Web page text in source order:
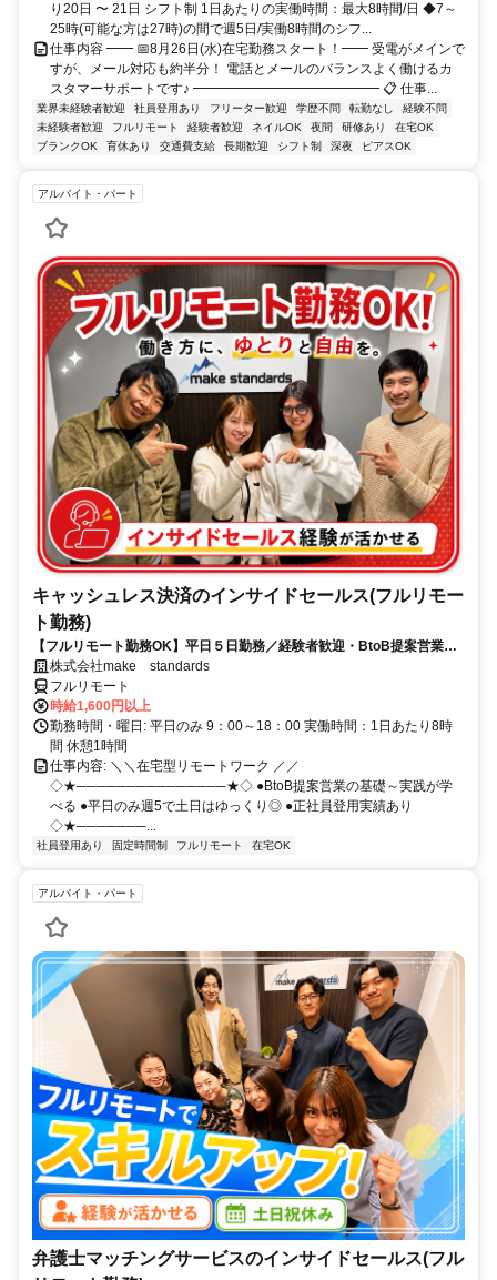
り20日 〜 21日 シフト制 1日あたりの実働時間：最大8時間/日 ◆7～
25時(可能な方は27時)の間で週5日/実働8時間のシフ...
仕事内容 ━━ 📅8月26日(水)在宅勤務スタート！━━ 受電がメインで
すが、メール対応も約半分！ 電話とメールのバランスよく働けるカ
スタマーサポートです♪ ━━━━━━━━━━━━━━ 📋 仕事...
業界未経験者歓迎 社員登用あり フリーター歓迎 学歴不問 転勤なし
経験不問
未経験者歓迎
フルリモート 経験者歓迎 ネイルOK 夜間 研修あり
在宅OK
ブランクOK
育休あり 交通費支給 長期歓迎 シフト制 深夜 ピアスOK
アルバイト・パート
キャッシュレス決済のインサイドセールス(フルリモー
ト勤務)
【フルリモート勤務OK】平日５日勤務／経験者歓迎・BtoB提案営業で
スキルアップ
株式会社make standards
フルリモート
時給1,600円以上
勤務時間・曜日: 平日のみ 9：00～18：00 実働時間：1日あたり8時
間 休憩1時間
仕事内容: ＼＼在宅型リモートワーク ／／
◇★───────────────★◇ ●BtoB提案営業の基礎～実践が学
べる ●平日のみ週5で土日はゆっくり◎ ●正社員登用実績あり
◇★───────...
社員登用あり 固定時間制 フルリモート 在宅OK
アルバイト・パート
弁護士マッチングサービスのインサイドセールス(フル